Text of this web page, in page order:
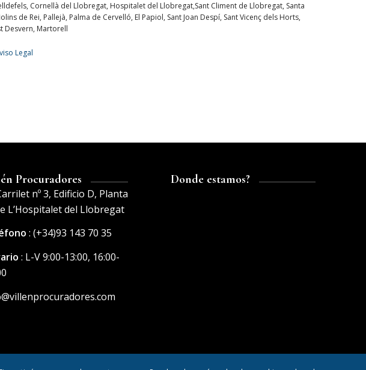
Cornellà del Llobregat, Hospitalet del Llobregat,Sant Climent de Llobregat, Santa
de Rei, Pallejà, Palma de Cervelló, El Papiol, Sant Joan Despí, Sant Vicenç dels Horts,
Desvern, Martorell
Legal
Procuradores
nº 3, Edificio D, Planta
L’Hospitalet del Llobregat
: (+34)93 143 70 35
: L-V 9:00-13:00, 16:00-
Donde estamos?